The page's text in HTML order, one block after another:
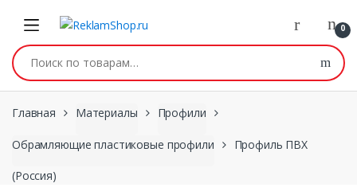
0
Искать:
Главная Материалы Профили
Обрамляющие пластиковые профили Профиль ПВХ
(Россия)